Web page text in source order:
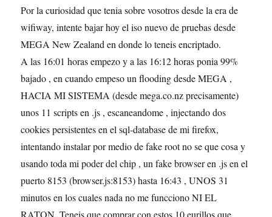
Por la curiosidad que tenia sobre vosotros desde la era de
wifiway, intente bajar hoy el iso nuevo de pruebas desde
MEGA New Zealand en donde lo teneis encriptado.
A las 16:01 horas empezo y a las 16:12 horas ponia 99%
bajado , en cuando empeso un flooding desde MEGA ,
HACIA MI SISTEMA (desde mega.co.nz precisamente)
unos 11 scripts en .js , escaneandome , injectando dos
cookies persistentes en el sql-database de mi firefox,
intentando instalar por medio de fake root no se que cosa y
usando toda mi poder del chip , un fake browser en .js en el
puerto 8153 (browser.js:8153) hasta 16:43 , UNOS 31
minutos en los cuales nada no me funcciono NI EL
RATON. Teneis que comprar con estos 10 eurillos que